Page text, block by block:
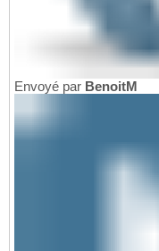
Envoyé par BenoitM